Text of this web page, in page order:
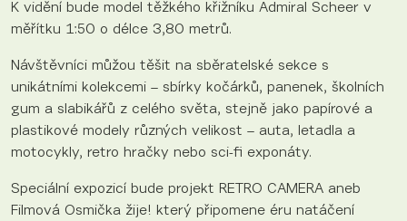
K vidění bude model těžkého křižníku Admiral Scheer v
měřítku 1:50 o délce 3,80 metrů.
Návštěvníci můžou těšit na sběratelské sekce s
unikátními kolekcemi – sbírky kočárků, panenek, školních
gum a slabikářů z celého světa, stejně jako papírové a
plastikové modely různých velikost – auta, letadla a
motocykly, retro hračky nebo sci-fi exponáty.
Speciální expozicí bude projekt RETRO CAMERA aneb
Filmová Osmička žije! který připomene éru natáčení